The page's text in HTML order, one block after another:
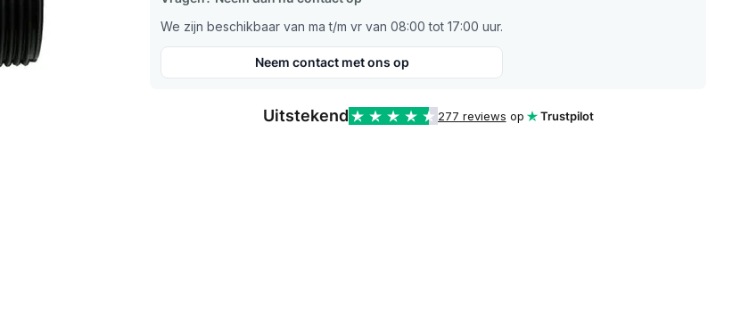
We zijn beschikbaar van ma t/m vr van 08:00 tot 17:00 uur.
Neem contact met ons op
Uitstekend 277 reviews op Trustpilot